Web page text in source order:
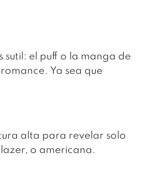
el puff o la manga de
Ya sea que
alta para revelar solo
o americana.